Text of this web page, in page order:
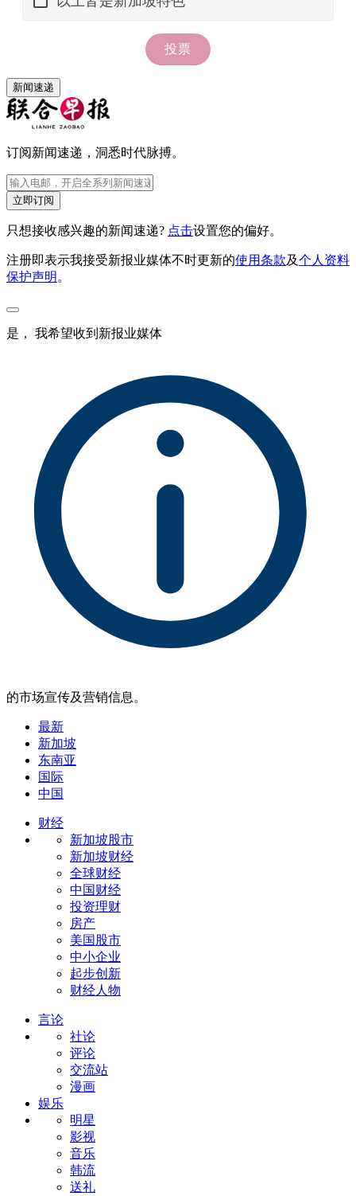
新闻速递
订阅新闻速递，洞悉时代脉搏。
立即订阅
只想接收感兴趣的新闻速递? 点击设置您的偏好。
注册即表示我接受新报业媒体不时更新的使用条款及个人资料
保护声明 。
是， 我希望收到新报业媒体
的市场宣传及营销信息。
最新
新加坡
东南亚
国际
中国
财经
新加坡股市
新加坡财经
全球财经
中国财经
投资理财
房产
美国股市
中小企业
起步创新
财经人物
言论
社论
评论
交流站
漫画
娱乐
明星
影视
音乐
韩流
送礼